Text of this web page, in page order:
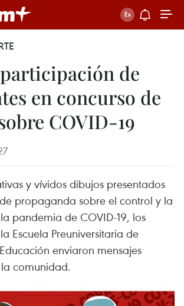
de
en concurso de
COVID-19
y vívidos dibujos presentados
propaganda sobre el control y la
pandemia de COVID-19, los
Escuela Preuniversitaria de
enviaron mensajes
comunidad.